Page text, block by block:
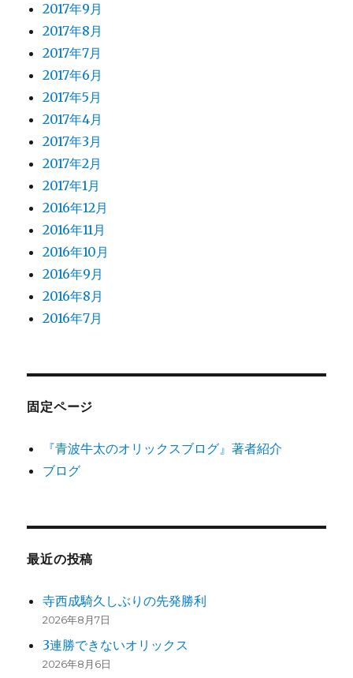
2017年9月
2017年8月
2017年7月
2017年6月
2017年5月
2017年4月
2017年3月
2017年2月
2017年1月
2016年12月
2016年11月
2016年10月
2016年9月
2016年8月
2016年7月
固定ページ
『青波牛太のオリックスブログ』著者紹介
ブログ
最近の投稿
寺西成騎久しぶりの先発勝利
2026年8月7日
3連勝できないオリックス
2026年8月6日